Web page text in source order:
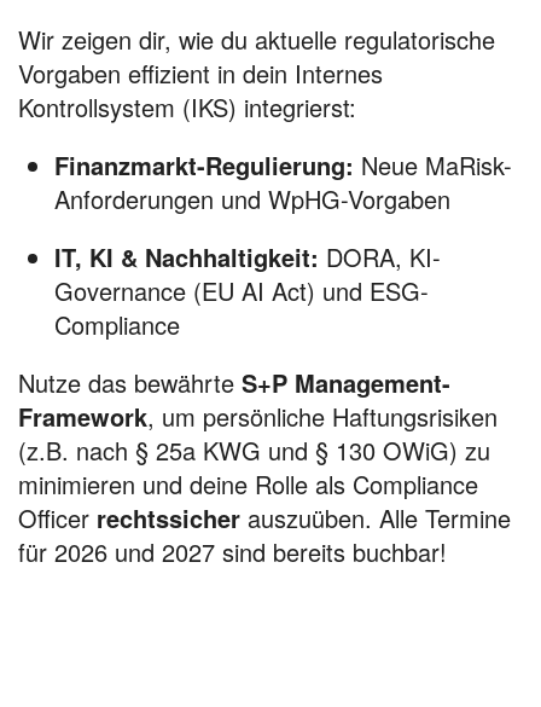
Wir zeigen dir, wie du aktuelle regulatorische
Vorgaben effizient in dein Internes
Kontrollsystem (IKS) integrierst:
Finanzmarkt-Regulierung: Neue MaRisk-
Anforderungen und WpHG-Vorgaben
IT, KI & Nachhaltigkeit: DORA, KI-
Governance (EU AI Act) und ESG-
Compliance
Nutze das bewährte S+P Management-
Framework, um persönliche Haftungsrisiken
(z.B. nach § 25a KWG und § 130 OWiG) zu
minimieren und deine Rolle als Compliance
Officer rechtssicher auszuüben. Alle Termine
für 2026 und 2027 sind bereits buchbar!